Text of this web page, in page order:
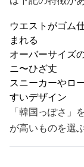
ウエストがゴム
まれる
オーバーサイズ
ニ〜ひざ丈
スニーカーやロ
すいデザイン
「韓国っぽさ」
が高いものを選